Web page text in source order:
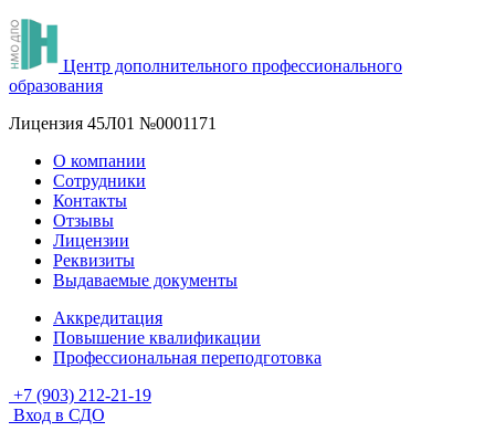
Центр дополнительного профессионального
образования
Лицензия 45Л01 №0001171
О компании
Сотрудники
Контакты
Отзывы
Лицензии
Реквизиты
Выдаваемые документы
Аккредитация
Повышение квалификации
Профессиональная переподготовка
+7 (903) 212-21-19
Вход в СДО